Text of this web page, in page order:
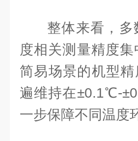
整体来看，
度相关测量精度
简易场景的机型
遍维持在±0.1℃-
一步保障不同温度